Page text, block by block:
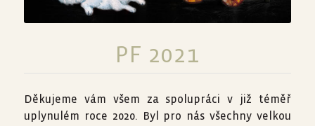
PF 2021
Děkujeme vám všem za spolupráci v již téměř
uplynulém roce 2020. Byl pro nás všechny velkou